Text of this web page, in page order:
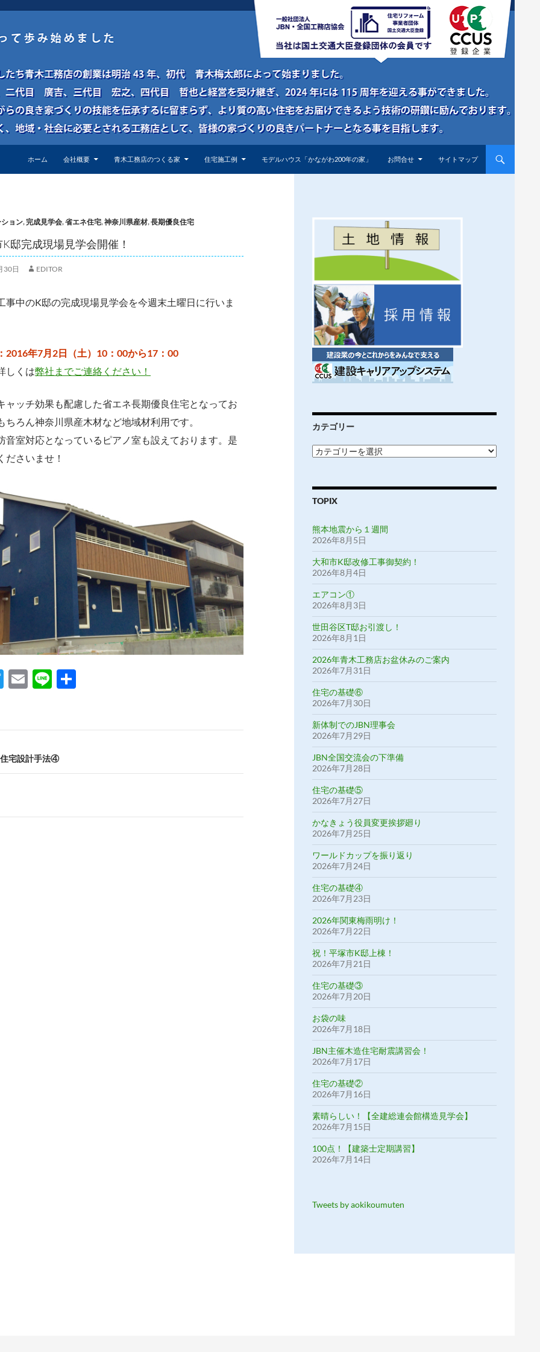
ホーム 会社概要 青木工務店のつくる家 住宅施工例 モデルハウス「かながわ200年の家」 お問合せ サイトマップ
ョン,完成見学会,省エネ住宅,神奈川県産材,長期優良住宅
邸完成現場見学会開催！
30日 EDITOR
事中のK邸の完成現場見学会を今週末土曜日に行いま
2016年7月2日（土）10：00から17：00
しくは弊社までご連絡ください！
ャッチ効果も配慮した省エネ長期優良住宅となってお
ちろん神奈川県産木材など地域材利用です。
音室対応となっているピアノ室も設えております。是
ださいませ！
T
er
E
Li
宅設計手法④
カテゴリー
カ
テ
ー
TOPIX
熊本地震から１週間
2026年8月5日
大和市K邸改修工事御契約！
2026年8月4日
エアコン①
2026年8月3日
世田谷区T邸お引渡し！
2026年8月1日
2026年青木工務店お盆休みのご案内
2026年7月31日
住宅の基礎⑥
2026年7月30日
新体制でのJBN理事会
2026年7月29日
JBN全国交流会の下準備
2026年7月28日
住宅の基礎⑤
2026年7月27日
かなきょう役員変更挨拶廻り
2026年7月25日
ワールドカップを振り返り
2026年7月24日
住宅の基礎④
2026年7月23日
2026年関東梅雨明け！
2026年7月22日
祝！平塚市K邸上棟！
2026年7月21日
住宅の基礎③
2026年7月20日
お袋の味
2026年7月18日
JBN主催木造住宅耐震講習会！
2026年7月17日
住宅の基礎②
2026年7月16日
素晴らしい！【全建総連会館構造見学会】
2026年7月15日
100点！【建築士定期講習】
2026年7月14日
Tweets by aokikoumuten